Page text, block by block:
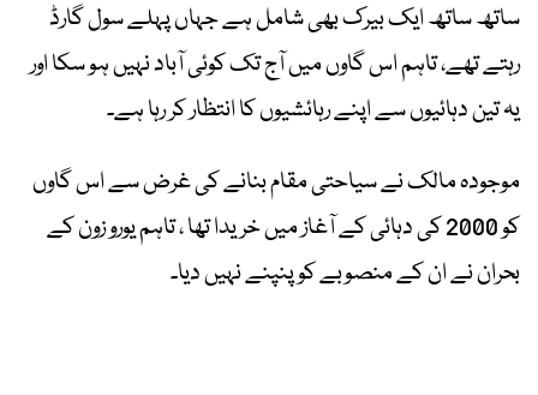
ساتھ ساتھ ایک بیرک بھی شامل ہے جہاں پہلے سول گارڈ
رہتے تھے، تاہم اس گاوں میں آج تک کوئی آباد نہیں ہو سکا اور
یہ تین دہائیوں سے اپنے رہائشیوں کا انتظار کر رہا ہے۔
موجودہ مالک نے سیاحتی مقام بنانے کی غرض سے اس گاوں
کو 2000 کی دہائی کے آغاز میں خریدا تھا ، تاہم یورو زون کے
بحران نے ان کے منصوبے کو پنپنے نہیں دیا۔